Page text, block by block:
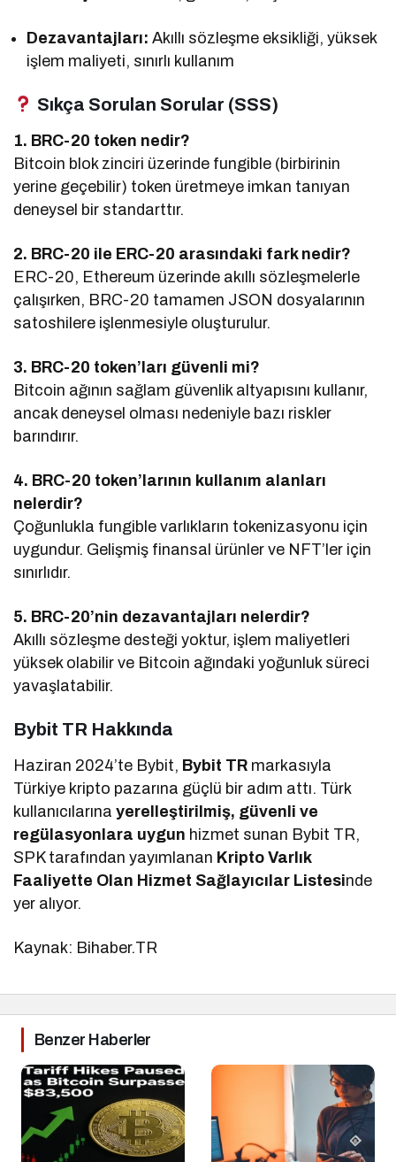
Dezavantajları: Akıllı sözleşme eksikliği, yüksek
işlem maliyeti, sınırlı kullanım
Sıkça Sorulan Sorular (SSS)
1. BRC-20 token nedir?
Bitcoin blok zinciri üzerinde fungible (birbirinin
yerine geçebilir) token üretmeye imkan tanıyan
deneysel bir standarttır.
2. BRC-20 ile ERC-20 arasındaki fark nedir?
ERC-20, Ethereum üzerinde akıllı sözleşmelerle
çalışırken, BRC-20 tamamen JSON dosyalarının
satoshilere işlenmesiyle oluşturulur.
3. BRC-20 token’ları güvenli mi?
Bitcoin ağının sağlam güvenlik altyapısını kullanır,
ancak deneysel olması nedeniyle bazı riskler
barındırır.
4. BRC-20 token’larının kullanım alanları
nelerdir?
Çoğunlukla fungible varlıkların tokenizasyonu için
uygundur. Gelişmiş finansal ürünler ve NFT’ler için
sınırlıdır.
5. BRC-20’nin dezavantajları nelerdir?
Akıllı sözleşme desteği yoktur, işlem maliyetleri
yüksek olabilir ve Bitcoin ağındaki yoğunluk süreci
yavaşlatabilir.
Bybit TR Hakkında
Haziran 2024’te Bybit, Bybit TR markasıyla
Türkiye kripto pazarına güçlü bir adım attı. Türk
kullanıcılarınayerelleştirilmiş, güvenli ve
regülasyonlara uygun hizmet sunan Bybit TR,
SPK tarafından yayımlanan Kripto Varlık
Faaliyette Olan Hizmet Sağlayıcılar Listesinde
yer alıyor.
Kaynak: Bihaber.TR
Benzer Haberler